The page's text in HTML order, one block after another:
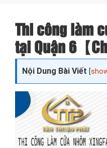
Thi công làm
tại Quận 6【
Nội Dung Bài Viết [